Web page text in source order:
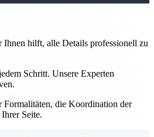
Ihnen hilft, alle Details professionell zu
Schritt. Unsere Experten
Formalitäten, die Koordination der
Seite.